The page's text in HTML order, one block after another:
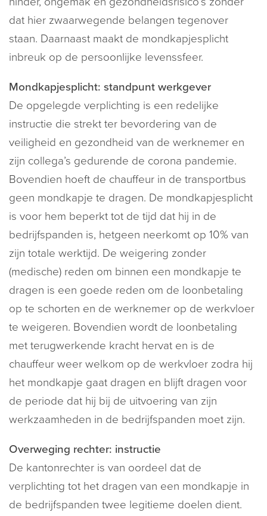
dat hier zwaarwegende belangen tegenover
staan. Daarnaast maakt de mondkapjesplicht
inbreuk op de persoonlijke levenssfeer.
Mondkapjesplicht: standpunt werkgever
De opgelegde verplichting is een redelijke
instructie die strekt ter bevordering van de
veiligheid en gezondheid van de werknemer en
zijn collega’s gedurende de corona pandemie.
Bovendien hoeft de chauffeur in de transportbus
geen mondkapje te dragen. De mondkapjesplicht
is voor hem beperkt tot de tijd dat hij in de
bedrijfspanden is, hetgeen neerkomt op 10% van
zijn totale werktijd. De weigering zonder
(medische) reden om binnen een mondkapje te
dragen is een goede reden om de loonbetaling
op te schorten en de werknemer op de werkvloer
te weigeren. Bovendien wordt de loonbetaling
met terugwerkende kracht hervat en is de
chauffeur weer welkom op de werkvloer zodra hij
het mondkapje gaat dragen en blijft dragen voor
de periode dat hij bij de uitvoering van zijn
werkzaamheden in de bedrijfspanden moet zijn.
Overweging rechter: instructie
De kantonrechter is van oordeel dat de
verplichting tot het dragen van een mondkapje in
de bedrijfspanden twee legitieme doelen dient.